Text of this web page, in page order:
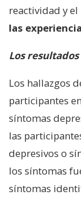
reactividad y
las
Los resultados
Los hallazgos
participantes
síntomas
las
depresivos o
los síntomas
síntomas